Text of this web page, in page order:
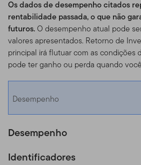
Os dados de desempenho citados
rentabilidade passada, o que não
futuros.O desempenho atual pode
valores apresentados. Retorno de
principal irá flutuar com as condições
pode ter ganho ou perda quando
Desempenho
Desempenho
Identificadores